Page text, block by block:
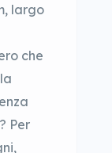
largo
che
Per